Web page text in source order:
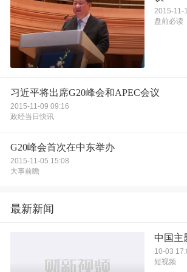
2015-11-
盘前必读
习近平将出席G20峰会和APEC会议
2015-11-09 09:16
政经当日快讯
G20峰会首次在中东举办
2015-11-05 15:08
大事前瞻
最新新闻
中国主
10-03
短视频